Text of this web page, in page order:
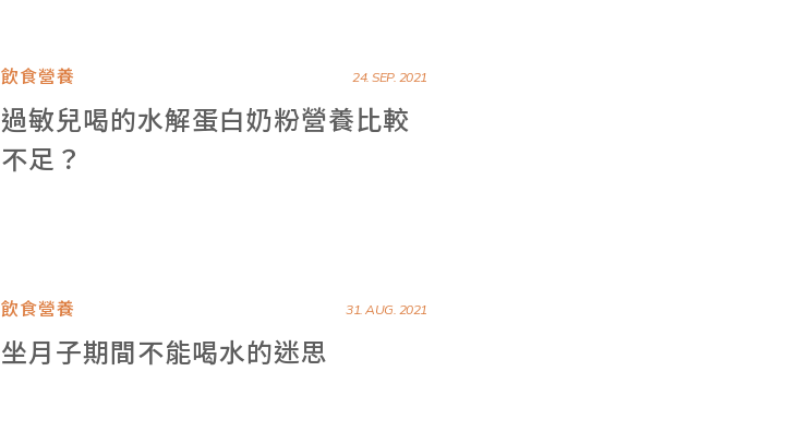
飲食營養 24. SEP. 2021
過敏兒喝的水解蛋白奶粉營養比較
不足？
飲食營養 31. AUG. 2021
坐月子期間不能喝水的迷思